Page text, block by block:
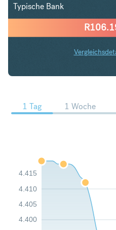
R
Typische Bank
AED in
1 Tag 1 Woche
4.400
4.405
4.410
4.415